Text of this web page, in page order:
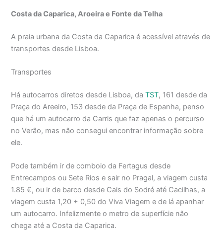
Costa da Caparica, Aroeira e Fonte da Telha
A praia urbana da Costa da Caparica é acessível através de
transportes desde Lisboa.
Transportes
Há autocarros diretos desde Lisboa, daTST, 161 desde da
Praça do Areeiro, 153 desde da Praça de Espanha, penso
que há um autocarro da Carris que faz apenas o percurso
no Verão, mas não consegui encontrar informação sobre
ele.
Pode também ir de comboio da Fertagus desde
Entrecampos ou Sete Rios e sair no Pragal, a viagem custa
1.85 €, ou ir de barco desde Cais do Sodré até Cacilhas, a
viagem custa 1,20 + 0,50 do Viva Viagem e de lá apanhar
um autocarro. Infelizmente o metro de superfície não
chega até a Costa da Caparica.